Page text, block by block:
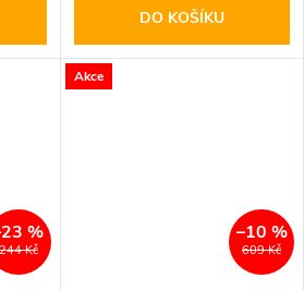
DO KOŠÍKU
Kč
%
Akce
609 Kč
–10 %